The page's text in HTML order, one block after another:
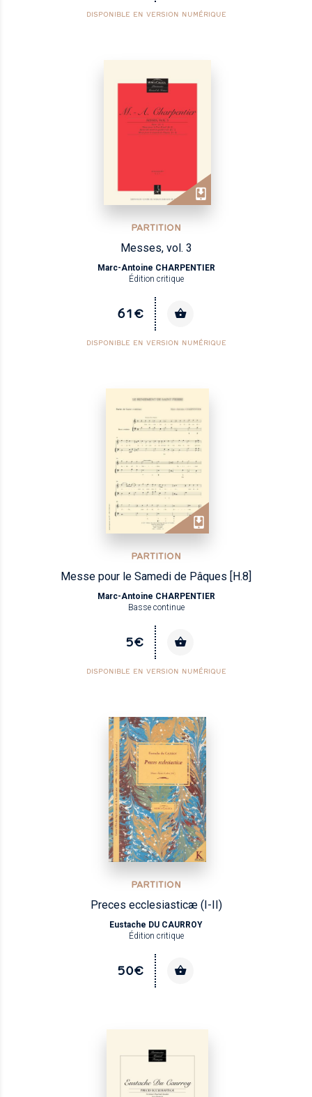
DISPONIBLE EN VERSION NUMÉRIQUE
PARTITION
Messes, vol. 3
Marc-Antoine CHARPENTIER
Édition critique
61€
DISPONIBLE EN VERSION NUMÉRIQUE
PARTITION
Messe pour le Samedi de Pâques [H.8]
Marc-Antoine CHARPENTIER
Basse continue
5€
DISPONIBLE EN VERSION NUMÉRIQUE
PARTITION
Preces ecclesiasticæ (I-II)
Eustache DU CAURROY
Édition critique
50€